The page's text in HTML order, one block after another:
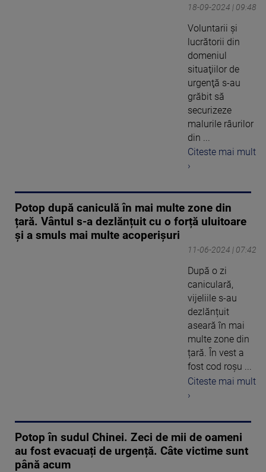
18-09-2024 | 09:48
Voluntarii şi
lucrătorii din
domeniul
situaţiilor de
urgenţă s-au
grăbit să
securizeze
malurile râurilor
din ...
Citeste mai mult
›
Potop după caniculă în mai multe zone din
țară. Vântul s-a dezlănțuit cu o forță uluitoare
și a smuls mai multe acoperișuri
11-06-2024 | 07:42
După o zi
caniculară,
vijeliile s-au
dezlănțuit
aseară în mai
multe zone din
țară. În vest a
fost cod roșu ...
Citeste mai mult
›
Potop în sudul Chinei. Zeci de mii de oameni
au fost evacuați de urgență. Câte victime sunt
până acum